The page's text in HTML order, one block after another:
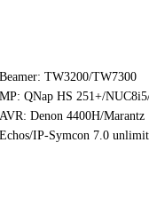
Beamer: TW3200/TW7300
MP: QNap HS 251+/
AVR: Denon 4400H/Marantz
Echos/IP-Symcon 7.0